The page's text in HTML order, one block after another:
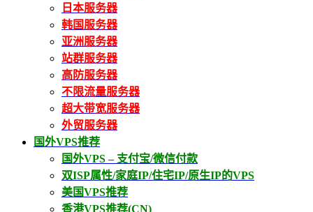
日本服务器
韩国服务器
亚洲服务器
站群服务器
高防服务器
不限流量服务器
超大带宽服务器
外贸服务器
国外VPS推荐
国外VPS – 支付宝/微信付款
双ISP属性/家庭IP/住宅IP/原生IP的VPS
美国VPS推荐
香港VPS推荐(CN)